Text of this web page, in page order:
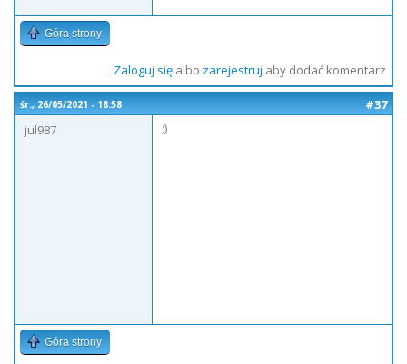
Góra strony
Zaloguj sięalbo zarejestruj aby dodać komentarz
śr., 26/05/2021 - 18:58
#37
jul987
;)
Góra strony